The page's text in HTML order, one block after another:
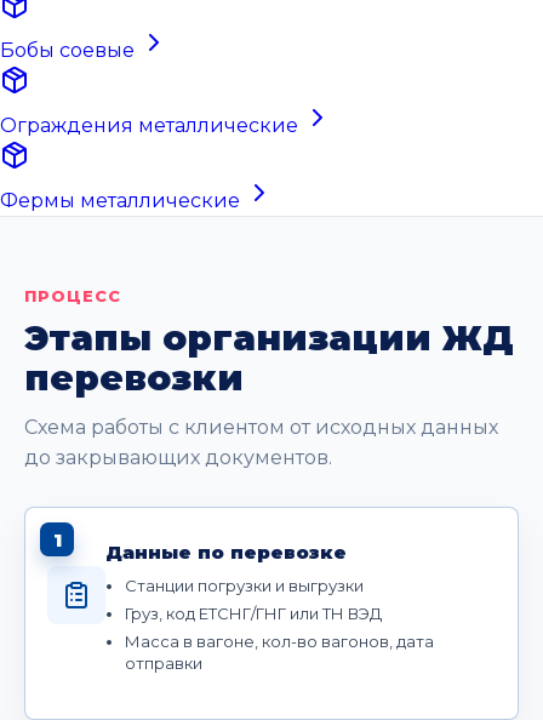
Бобы соевые
Ограждения металлические
Фермы металлические
ПРОЦЕСС
Этапы организации ЖД
перевозки
Схема работы с клиентом от исходных данных
до закрывающих документов.
1
Данные по перевозке
Станции погрузки и выгрузки
Груз, код ЕТСНГ/ГНГ или ТН ВЭД
Масса в вагоне, кол-во вагонов, дата
отправки